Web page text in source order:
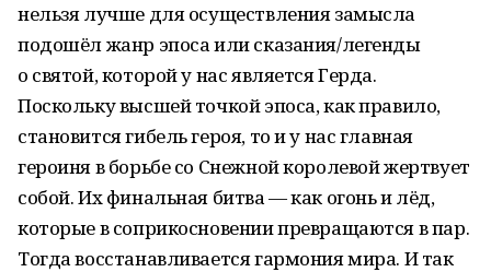
нельзя лучше для осуществления замысла
подошёл жанр эпоса или сказания/легенды
о святой, которой у нас является Герда.
Поскольку высшей точкой эпоса, как правило,
становится гибель героя, то и у нас главная
героиня в борьбе со Снежной королевой жертвует
собой. Их финальная битва — как огонь и лёд,
которые в соприкосновении превращаются в пар.
Тогда восстанавливается гармония мира. И так